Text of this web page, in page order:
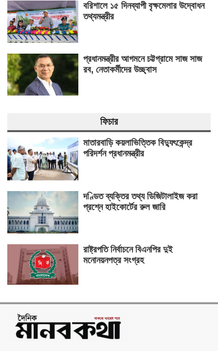
বরিশালে ১৫ দিনব্যাপী বৃক্ষমেলার উদ্বোধন
তথ্যমন্ত্রীর
প্রধানমন্ত্রীর আগমনে চট্টগ্রামে সাজ সাজ
রব, নেতাকর্মীদের উচ্ছ্বাস
ফিচার
মাতারবাড়ি কয়লাভিত্তিক বিদ্যুৎকেন্দ্র
পরিদর্শন প্রধানমন্ত্রীর
দণ্ডিত ব্যক্তির তথ্য ডিজিটালাইজ করা
প্রশ্নে হাইকোর্টের রুল জারি
রাষ্ট্রপতি নির্বাচনে বিএনপির দুই
মনোনয়নপত্র সংগ্রহ